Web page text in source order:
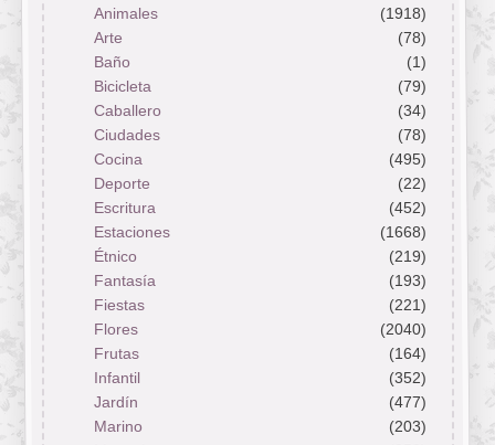
Animales
(1918)
Arte
(78)
Baño
(1)
Bicicleta
(79)
Caballero
(34)
Ciudades
(78)
Cocina
(495)
Deporte
(22)
Escritura
(452)
Estaciones
(1668)
Étnico
(219)
Fantasía
(193)
Fiestas
(221)
Flores
(2040)
Frutas
(164)
Infantil
(352)
Jardín
(477)
Marino
(203)